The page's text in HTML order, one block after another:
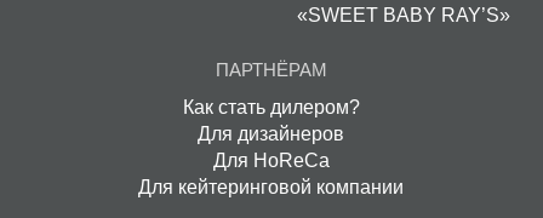
«SWEET BABY RAY’S»
ПАРТНЁРАМ
Как стать дилером?
Для дизайнеров
Для HoReCa
Для кейтеринговой компании